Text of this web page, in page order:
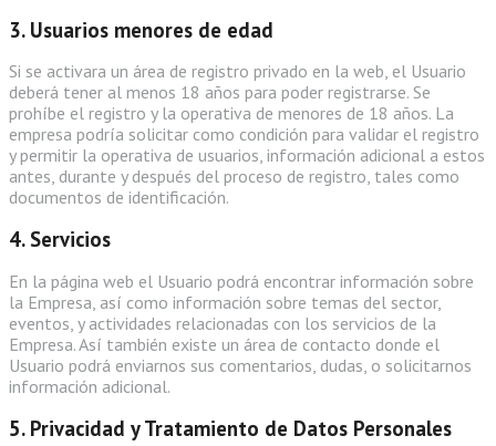
3. Usuarios menores de edad
Si se activara un área de registro privado en la web, el Usuario
deberá tener al menos 18 años para poder registrarse. Se
prohíbe el registro y la operativa de menores de 18 años. La
empresa podría solicitar como condición para validar el registro
y permitir la operativa de usuarios, información adicional a estos
antes, durante y después del proceso de registro, tales como
documentos de identificación.
4. Servicios
En la página web el Usuario podrá encontrar información sobre
la Empresa, así como información sobre temas del sector,
eventos, y actividades relacionadas con los servicios de la
Empresa. Así también existe un área de contacto donde el
Usuario podrá enviarnos sus comentarios, dudas, o solicitarnos
información adicional.
5. Privacidad y Tratamiento de Datos Personales